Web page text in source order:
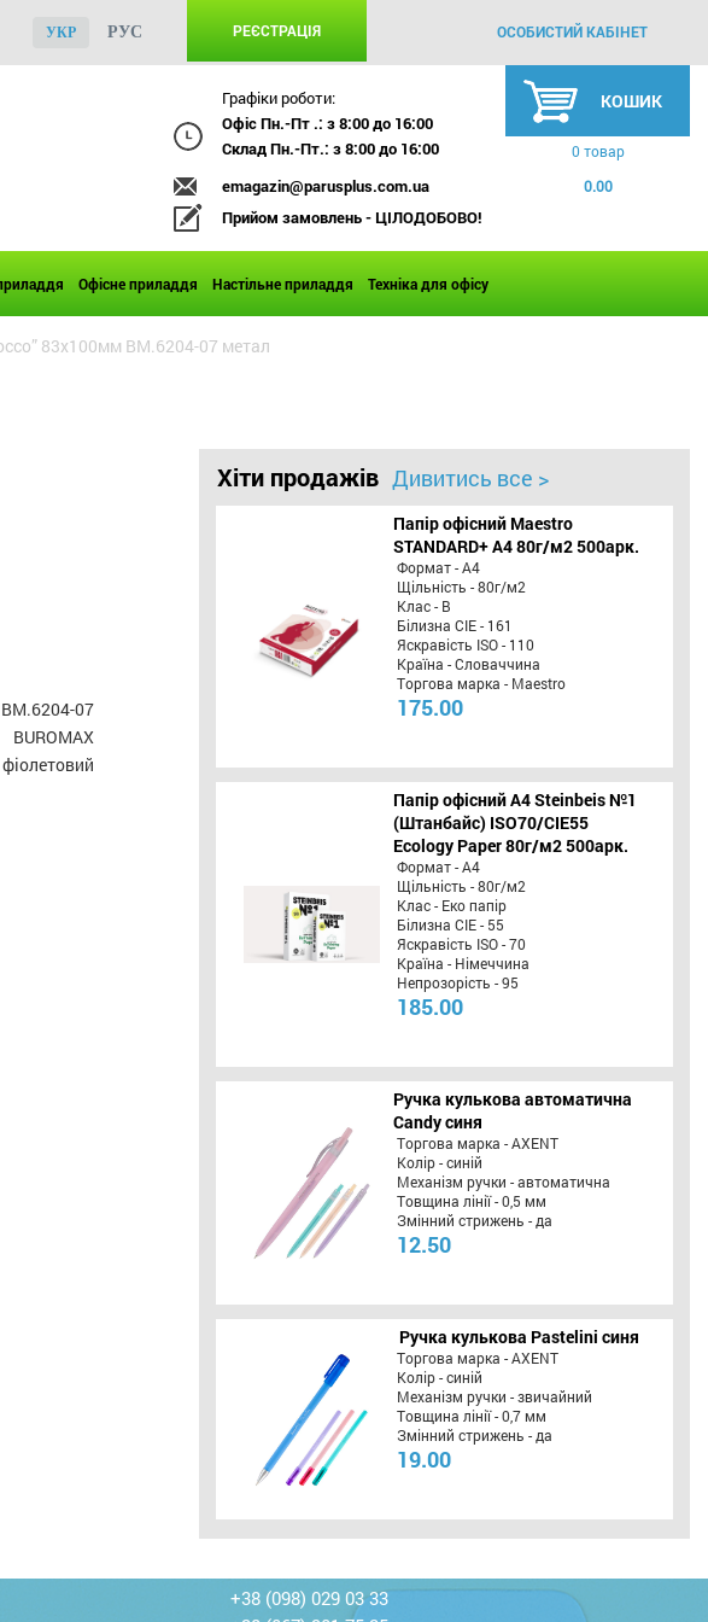
РЕЄСТРАЦІЯ ОСОБИСТИЙ КАБІНЕТ
УКР РУС
Графіки роботи:
Офіс Пн.-Пт .: з 8:00 до 16:00
Склад Пн.-Пт.: з 8:00 до 16:00
emagazin@parusplus.com.ua
Прийом замовлень - ЦІЛОДОБОВО!
КОШИК
0 товар
0.00
Офісне приладдя Настільне приладдя Техніка для офісу
83х100мм BM.6204-07 метал
BM.6204-07
BUROMAX
фіолетовий
Хіти продажів Дивитись все >
Папір офісний Maestro
STANDARD+ А4 80г/м2 500арк.
Формат - А4
Щільність - 80г/м2
Клас - B
Білизна CIE - 161
Яскравість ISO - 110
Країна - Словаччина
Торгова марка - Maestro
175.00
Папір офісний A4 Steinbeis №1
(Штанбайс) ISO70/СІЕ55
Ecology Paper 80г/м2 500арк.
Формат - А4
Щільність - 80г/м2
Клас - Еко папір
Білизна CIE - 55
Яскравість ISO - 70
Країна - Німеччина
Непрозорість - 95
185.00
Ручка кулькова автоматична
Candy синя
Торгова марка - AXENT
Колір - синій
Механізм ручки - автоматична
Товщина лінії - 0,5 мм
Змінний стрижень - да
12.50
Ручка кулькова Pastelini синя
Торгова марка - AXENT
Колір - синій
Механізм ручки - звичайний
Товщина лінії - 0,7 мм
Змінний стрижень - да
19.00
+38 (098) 029 03 33